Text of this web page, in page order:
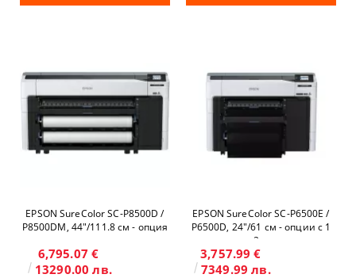
EPSON SureColor SC-P8500D /
P8500DM, 44"/111.8 см - опция
6,795.07 €
13290.00 лв.
EPSON SureColor SC-P6500E /
P6500D, 24"/61 см - опции с 1
или 2 ролки
3,757.99 €
7349.99 лв.